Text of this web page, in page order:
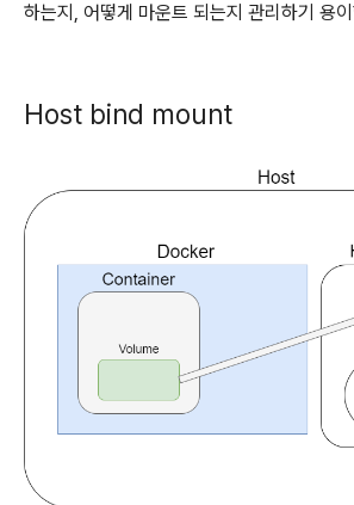
하는지, 어떻게 마운트 되는지 관리하기 용
Host bind mount